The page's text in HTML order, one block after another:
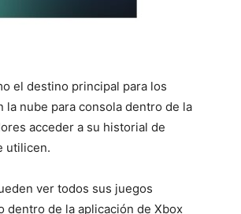
el destino principal para los
nube para consola dentro de la
acceder a su historial de
utilicen.
ver todos sus juegos
dentro de la aplicación de Xbox